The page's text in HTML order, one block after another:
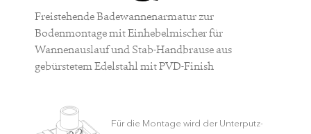
Freistehende Badewannenarmatur zur
Bodenmontage mit Einhebelmischer für
Wannenauslauf und Stab-Handbrause aus
gebürstetem Edelstahl mit PVD-Finish
Für die Montage wird der Unterputz-